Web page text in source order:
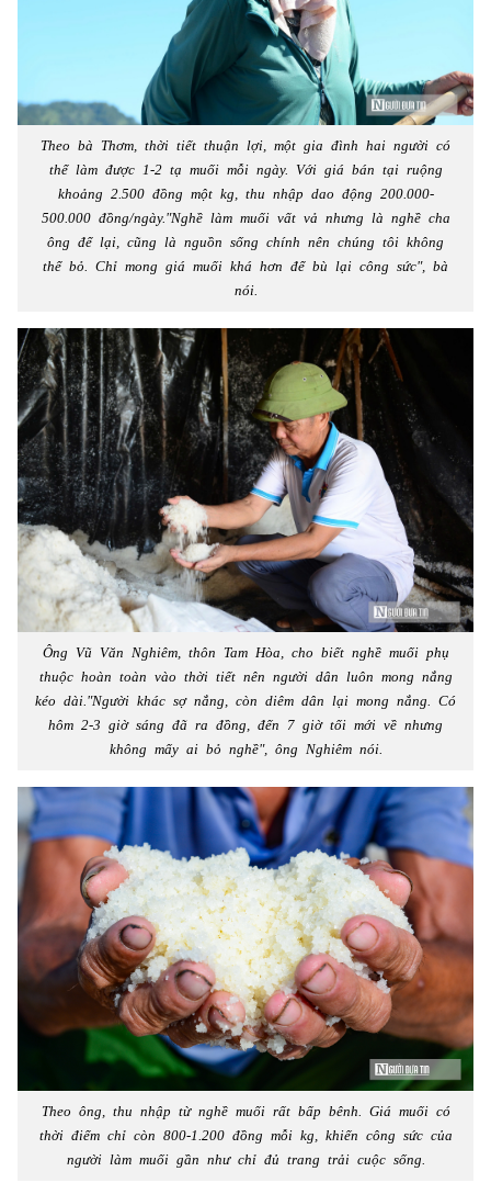
Theo bà Thơm, thời tiết thuận lợi, một gia đình hai người có
thể làm được 1-2 tạ muối mỗi ngày. Với giá bán tại ruộng
khoảng 2.500 đồng một kg, thu nhập dao động 200.000-
500.000 đồng/ngày."Nghề làm muối vất vả nhưng là nghề cha
ông để lại, cũng là nguồn sống chính nên chúng tôi không
thể bỏ. Chỉ mong giá muối khá hơn để bù lại công sức", bà
nói.
Ông Vũ Văn Nghiêm, thôn Tam Hòa, cho biết nghề muối phụ
thuộc hoàn toàn vào thời tiết nên người dân luôn mong nắng
kéo dài."Người khác sợ nắng, còn diêm dân lại mong nắng. Có
hôm 2-3 giờ sáng đã ra đồng, đến 7 giờ tối mới về nhưng
không mấy ai bỏ nghề", ông Nghiêm nói.
Theo ông, thu nhập từ nghề muối rất bấp bênh. Giá muối có
thời điểm chỉ còn 800-1.200 đồng mỗi kg, khiến công sức của
người làm muối gần như chỉ đủ trang trải cuộc sống.